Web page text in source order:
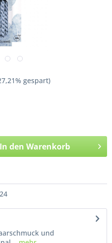
gespart)
In den Warenkorb
und